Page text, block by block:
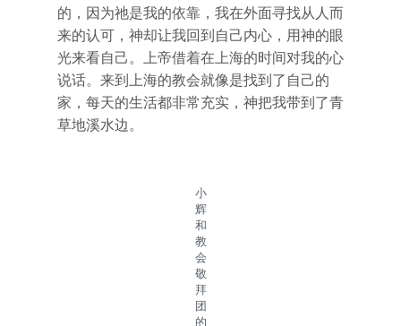
的，因为祂是我的依靠，我在外面寻找从人而
来的认可，神却让我回到自己内心，用神的眼
光来看自己。上帝借着在上海的时间对我的心
说话。来到上海的教会就像是找到了自己的
家，每天的生活都非常充实，神把我带到了青
草地溪水边。
小
辉
和
教
会
敬
拜
团
的